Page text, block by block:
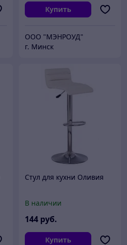
Купить
ООО "МЭНРОУД"
г. Минск
Стул для кухни Оливия
В наличии
144 руб.
Купить